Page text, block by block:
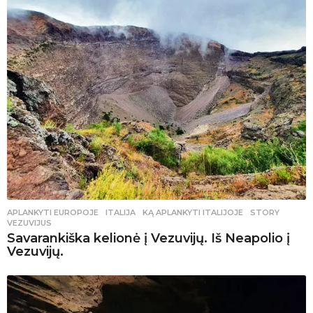
APLANKYTI EUROPOJE ITALIJA ,KĄ APLANKYTI ITALIJOJE ,STORY
VEZUVIJUS
Savarankiška kelionė į Vezuvijų. Iš Neapolio į
Vezuvijų.